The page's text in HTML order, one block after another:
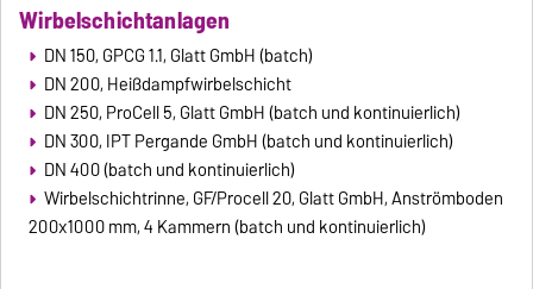
Wirbelschichtanlagen
DN 150, GPCG 1.1, Glatt GmbH (batch)
DN 200, Heißdampfwirbelschicht
DN 250, ProCell 5, Glatt GmbH (batch und kontinuierlich)
DN 300, IPT Pergande GmbH (batch und kontinuierlich)
DN 400 (batch und kontinuierlich)
Wirbelschichtrinne, GF/Procell 20, Glatt GmbH, Anströmboden
200x1000 mm, 4 Kammern (batch und kontinuierlich)